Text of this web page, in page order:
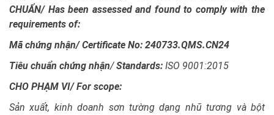
CHUẨN/ Has been assessed and found to comply with the
requirements of:
Mã chứng nhận/ Certificate No: 240733.QMS.CN24
Tiêu chuẩn chứng nhận/Standards: ISO 9001:2015
CHO PHẠM VI/For scope:
Sản xuất, kinh doanh sơn tường dạng nhũ tương và bột